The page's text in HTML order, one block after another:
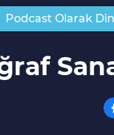
Podcast Olarak